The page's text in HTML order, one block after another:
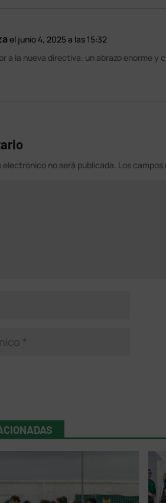
el junio 4, 2025 a las 15:32
a la nueva directiva. un abrazo enorme
electrónico no será publicada. Los